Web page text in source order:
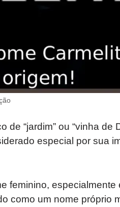
“jardim” ou “vinha de
especial por sua
feminino, especialmente
como um nome próprio